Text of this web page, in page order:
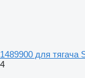
1489900 для тягача
4